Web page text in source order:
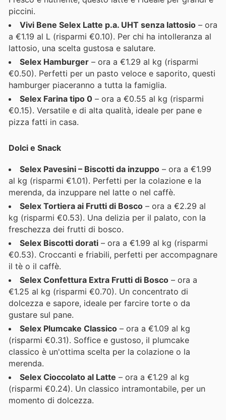
piccini.
Vivi Bene Selex Latte p.a. UHT senza lattosio – ora
a €1.19 al L (risparmi €0.10). Per chi ha intolleranza al
lattosio, una scelta gustosa e salutare.
Selex Hamburger – ora a €1.29 al kg (risparmi
€0.50). Perfetti per un pasto veloce e saporito, questi
hamburger piaceranno a tutta la famiglia.
Selex Farina tipo 0 – ora a €0.55 al kg (risparmi
€0.15). Versatile e di alta qualità, ideale per pane e
pizza fatti in casa.
Dolci e Snack
Selex Pavesini – Biscotti da inzuppo – ora a €1.99
al kg (risparmi €1.01). Perfetti per la colazione e la
merenda, da inzuppare nel latte o nel caffè.
Selex Tortiera ai Frutti di Bosco – ora a €2.29 al
kg (risparmi €0.53). Una delizia per il palato, con la
freschezza dei frutti di bosco.
Selex Biscotti dorati – ora a €1.99 al kg (risparmi
€0.53). Croccanti e friabili, perfetti per accompagnare
il tè o il caffè.
Selex Confettura Extra Frutti di Bosco – ora a
€1.25 al kg (risparmi €0.70). Un concentrato di
dolcezza e sapore, ideale per farcire torte o da
gustare sul pane.
Selex Plumcake Classico – ora a €1.09 al kg
(risparmi €0.31). Soffice e gustoso, il plumcake
classico è un'ottima scelta per la colazione o la
merenda.
Selex Cioccolato al Latte – ora a €1.29 al kg
(risparmi €0.24). Un classico intramontabile, per un
momento di dolcezza.